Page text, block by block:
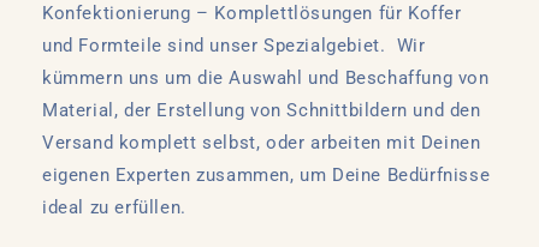
Konfektionierung – Komplettlösungen für Koffer
und Formteile sind unser Spezialgebiet. Wir
kümmern uns um die Auswahl und Beschaffung von
Material, der Erstellung von Schnittbildern und den
Versand komplett selbst, oder arbeiten mit Deinen
eigenen Experten zusammen, um Deine Bedürfnisse
ideal zu erfüllen.